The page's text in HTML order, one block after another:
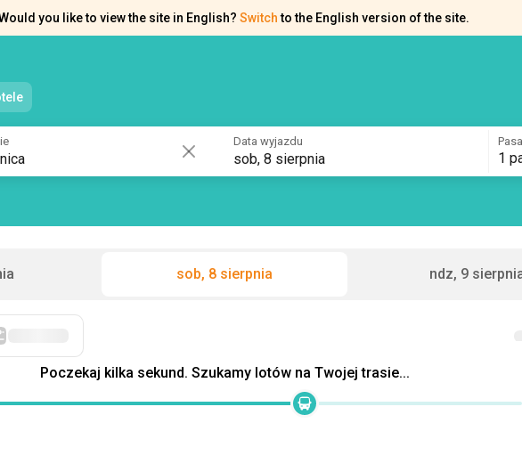
you like to view the site in English? Switch to the English version of the site.
Data wyjazdu
sob, 8 sierpnia 1
sob, 8 sierpnia ndz, 9